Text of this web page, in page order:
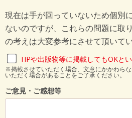
現在は手が回っていないため個別
ないのですが、これらの問題に取
の考えは大変参考にさせて頂いてい
HPや出版物等に掲載してもOKと
※掲載させていただく場合、文意にかかわら
いただく場合があることをご了承ください。
ご意見・ご感想等